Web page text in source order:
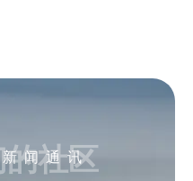
闻通讯
社区